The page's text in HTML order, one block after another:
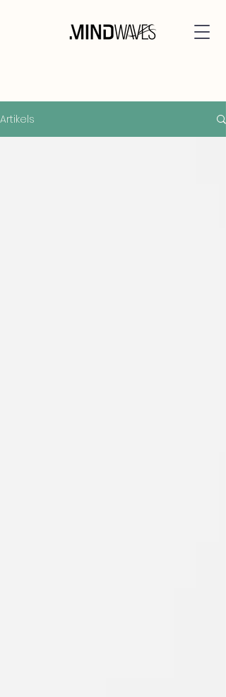
Artikels